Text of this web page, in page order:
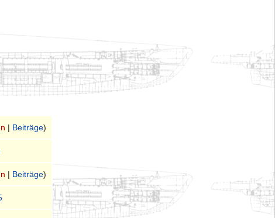
| Beiträge)
| Beiträge)